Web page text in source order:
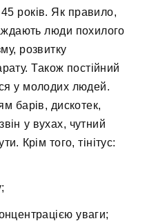
років. Як правило,
люди похилого
розвитку
Також постійний
у молодих людей.
барів, дискотек,
у вухах, чутний
Крім того, тінітус:
уваги;